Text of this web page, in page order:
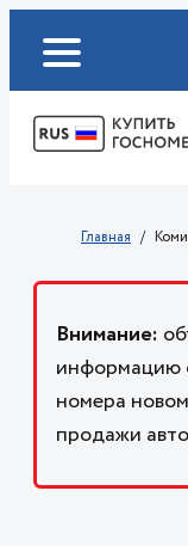
Главная Коми
Внимание:
информацию
номера
продажи